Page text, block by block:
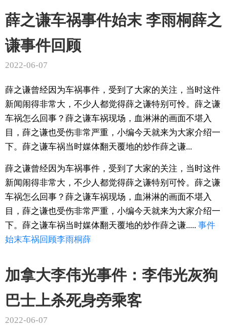
薛之谦车祸事件始末 李雨桐薛之
谦事件回顾
2022-06-07
薛之谦曾经因为车祸事件，受到了大家的关注，当时这件
新闻闹得非常大，不少人都觉得薛之谦特别可怜。薛之谦
车祸怎么回事？薛之谦车祸现场，血淋淋的画面不堪入
目，薛之谦也受伤非常严重，小编今天就来为大家介绍一
下。薛之谦车祸当时媒体翻天覆地的炒作薛之谦...
薛之谦曾经因为车祸事件，受到了大家的关注，当时这件
新闻闹得非常大，不少人都觉得薛之谦特别可怜。薛之谦
车祸怎么回事？薛之谦车祸现场，血淋淋的画面不堪入
目，薛之谦也受伤非常严重，小编今天就来为大家介绍一
下。薛之谦车祸当时媒体翻天覆地的炒作薛之谦..... 事件
始末车祸回顾李雨桐薛
加拿大李伟光事件：李伟光灰狗
巴士上杀死身旁乘客
2022-06-07